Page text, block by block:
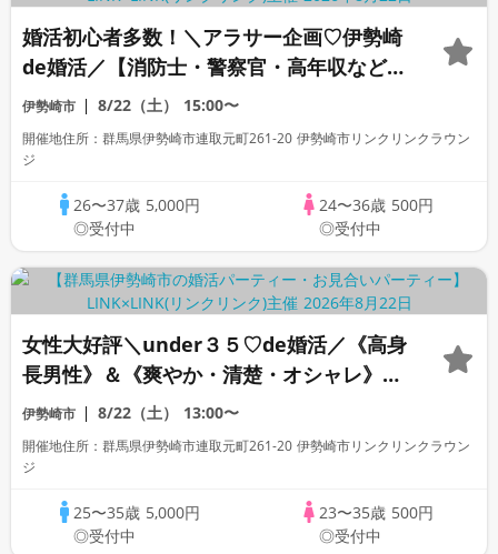
婚活初心者多数！＼アラサー企画♡伊勢崎
de婚活／【消防士・警察官・高年収などの
男性】 褒められ容姿・性格の男女で一目
惚れ婚活♪
伊勢崎市 8/22（土） 15:00〜
開催地住所：群馬県伊勢崎市連取元町261-20 伊勢崎市リンクリンクラウン
ジ
26〜37歳 5,000円
◎受付中
24〜36歳 500円
◎受付中
女性大好評＼under３５♡de婚活／《高身
長男性》＆《爽やか・清楚・オシャレ》な
ど×一途に想い合いたい方
伊勢崎市 8/22（土） 13:00〜
開催地住所：群馬県伊勢崎市連取元町261-20 伊勢崎市リンクリンクラウン
ジ
25〜35歳 5,000円
◎受付中
23〜35歳 500円
◎受付中